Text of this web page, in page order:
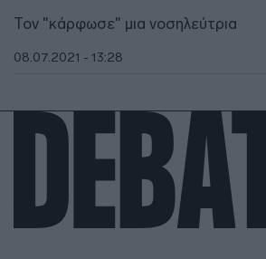
Τον "κάρφωσε" μια νοσηλεύτρια
08.07.2021 - 13:28